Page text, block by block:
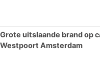
Grote uitslaande brand op
Westpoort Amsterdam